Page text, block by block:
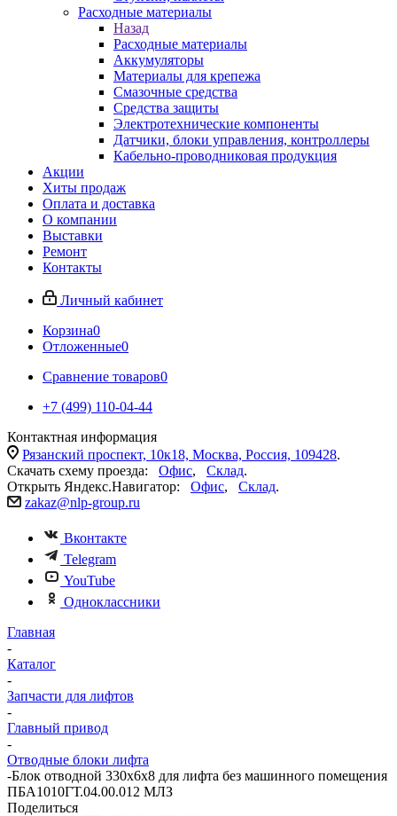
Расходные материалы
Назад
Расходные материалы
Аккумуляторы
Материалы для крепежа
Смазочные средства
Средства защиты
Электротехнические компоненты
Датчики, блоки управления, контроллеры
Кабельно-проводниковая продукция
Акции
Хиты продаж
Оплата и доставка
О компании
Выставки
Ремонт
Контакты
Личный кабинет
Корзина0
Отложенные0
Сравнение товаров0
+7 (499) 110-04-44
Контактная информация
Рязанский проспект, 10к18, Москва, Россия, 109428.
Скачать схему проезда: Офис, Склад.
Открыть Яндекс.Навигатор: Офис, Склад.
zakaz@nlp-group.ru
Вконтакте
Telegram
YouTube
Одноклассники
Главная
-
Каталог
-
Запчасти для лифтов
-
Главный привод
-
Отводные блоки лифта
-Блок отводной 330х6х8 для лифта без машинного помещения
ПБА1010ГТ.04.00.012 МЛЗ
Поделиться